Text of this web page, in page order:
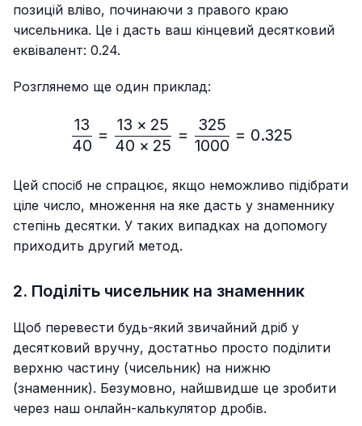
позицій вліво, починаючи з правого краю
чисельника. Це і дасть ваш кінцевий десятковий
еквівалент: 0.24.
Розглянемо ще один приклад:
\frac{13}{40}=\frac{13
40
13
=
40 × 25
13 × 25
=
1000
325
= 0.325
Цей спосіб не спрацює, якщо неможливо підібрати
ціле число, множення на яке дасть у знаменнику
степінь десятки. У таких випадках на допомогу
приходить другий метод.
2. Поділіть чисельник на знаменник
Щоб перевести будь-який звичайний дріб у
десятковий вручну, достатньо просто поділити
верхню частину (чисельник) на нижню
(знаменник). Безумовно, найшвидше це зробити
через наш онлайн-калькулятор дробів.